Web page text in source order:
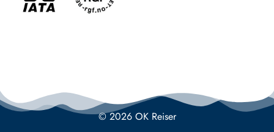
© 2026 OK Reiser